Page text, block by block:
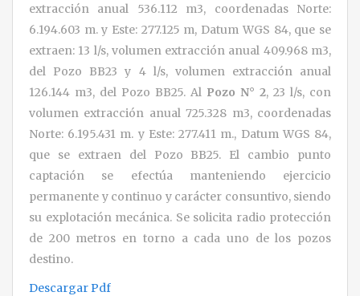
extracción anual 536.112 m3, coordenadas Norte:
6.194.603 m. y Este: 277.125 m, Datum WGS 84, que se
extraen: 13 l/s, volumen extracción anual 409.968 m3,
del Pozo BB23 y 4 l/s, volumen extracción anual
126.144 m3, del Pozo BB25. Al Pozo N° 2, 23 l/s, con
volumen extracción anual 725.328 m3, coordenadas
Norte: 6.195.431 m. y Este: 277.411 m., Datum WGS 84,
que se extraen del Pozo BB25. El cambio punto
captación se efectúa manteniendo ejercicio
permanente y continuo y carácter consuntivo, siendo
su explotación mecánica. Se solicita radio protección
de 200 metros en torno a cada uno de los pozos
destino.
Descargar Pdf